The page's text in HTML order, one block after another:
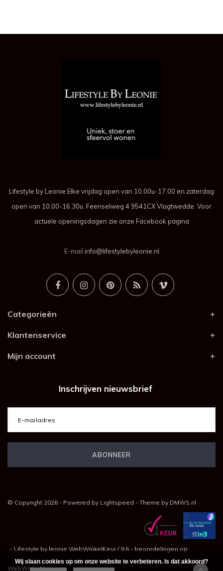
Lifestyle by Leonie Elke vrijdag open van 10.00u-17.00 en zaterdag
open van 10.00-16.30u. Feenselweg 4 9541CX Vlagtwedde. Voor
actuele openingsdagen zie onze Facebook pagina
E-mail info@lifestylebyleonie.nl
Categorieën
Klantenservice
Mijn account
Inschrijven nieuwsbrief
© Copyright 2026 - Powered by Lightspeed - Theme by DMWS.nl
- Lifestyle by leonie WebWinkelKeur/ 9.6 - beoordelingen op
WebWinkelKeur
Wij slaan cookies op om onze website te verbeteren. Is dat akkoord?